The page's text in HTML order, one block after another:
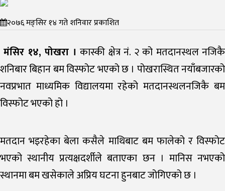
२०७६ मङ्सिर १४ गते शनिवार प्रकाशित
मंसिर १४, पोखरा । कास्की क्षेत्र नं. २ को मतदानस्थल नजिकै
शनिबार बिहान बम विस्फोट भएको छ । पोखरास्थित नयाँबजारको
नवप्रभात माध्यमिक विद्यालयमा रहेको मतदानस्थलनजिकै बम
विस्फोट भएको हो ।
मतदान भइरहेका बेला कसैले माथिबाट बम फालेको र विस्फोट
भएको स्थानीय प्रत्यक्षदर्शीले बताएका छन । मानिस नभएको
स्थानमा बम खसेकाले अप्रिय घटना हुनबाट जोगिएको छ ।